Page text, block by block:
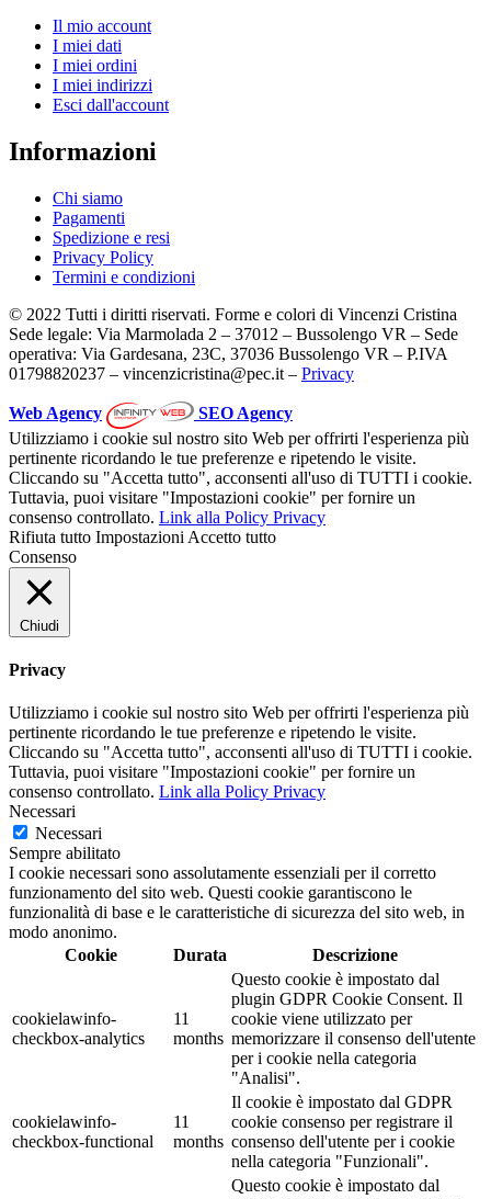
Il mio account
I miei dati
I miei ordini
I miei indirizzi
Esci dall'account
Informazioni
Chi siamo
Pagamenti
Spedizione e resi
Privacy Policy
Termini e condizioni
© 2022 Tutti i diritti riservati. Forme e colori di Vincenzi Cristina
Sede legale: Via Marmolada 2 – 37012 – Bussolengo VR – Sede
operativa: Via Gardesana, 23C, 37036 Bussolengo VR – P.IVA
01798820237 – vincenzicristina@pec.it – Privacy
Web Agency
SEO Agency
Utilizziamo i cookie sul nostro sito Web per offrirti l'esperienza più
pertinente ricordando le tue preferenze e ripetendo le visite.
Cliccando su "Accetta tutto", acconsenti all'uso di TUTTI i cookie.
Tuttavia, puoi visitare "Impostazioni cookie" per fornire un
consenso controllato. Link alla Policy Privacy
Rifiuta tutto Impostazioni Accetto tutto
Consenso
Chiudi
Privacy
Utilizziamo i cookie sul nostro sito Web per offrirti l'esperienza più
pertinente ricordando le tue preferenze e ripetendo le visite.
Cliccando su "Accetta tutto", acconsenti all'uso di TUTTI i cookie.
Tuttavia, puoi visitare "Impostazioni cookie" per fornire un
consenso controllato. Link alla Policy Privacy
Necessari
Necessari
Sempre abilitato
I cookie necessari sono assolutamente essenziali per il corretto
funzionamento del sito web. Questi cookie garantiscono le
funzionalità di base e le caratteristiche di sicurezza del sito web, in
modo anonimo.
Cookie
Durata Descrizione
cookielawinfo-
checkbox-analytics
11
months
Questo cookie è impostato dal
plugin GDPR Cookie Consent. Il
cookie viene utilizzato per
memorizzare il consenso dell'utente
per i cookie nella categoria
"Analisi".
cookielawinfo-
checkbox-functional
11
months
Il cookie è impostato dal GDPR
cookie consenso per registrare il
consenso dell'utente per i cookie
nella categoria "Funzionali".
Questo cookie è impostato dal